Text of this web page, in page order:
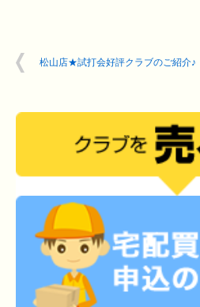
松山店★試打会好評クラブのご紹介♪